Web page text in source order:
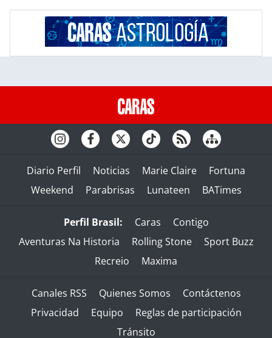
Diario Perfil Noticias Marie Claire
Fortuna
Weekend
Parabrisas Lunateen BATimes
Perfil Brasil: Caras
Contigo
Aventuras Na Historia
Rolling Stone
Sport Buzz
Recreio
Maxima
Canales RSS Quienes Somos
Contáctenos
Privacidad
Equipo
Reglas de participación
Tránsito